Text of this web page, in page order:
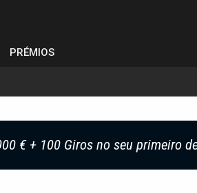
PRÉMIOS
€ + 100 Giros no seu primeiro